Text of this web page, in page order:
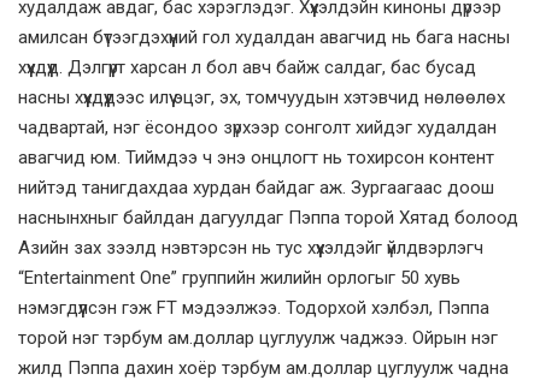
худалдаж авдаг, бас хэрэглэдэг. Хүүхэлдэйн киноны дүрээр
амилсан бүтээгдэхүүний гол худалдан авагчид нь бага насны
хүүхдүүд. Дэлгүүрт харсан л бол авч байж салдаг, бас бусад
насны хүүхдүүдээс илүү эцэг, эх, томчуудын хэтэвчид нөлөөлөх
чадвартай, нэг ёсондоо зүрхээр сонголт хийдэг худалдан
авагчид юм. Тиймдээ ч энэ онцлогт нь тохирсон контент
нийтэд танигдахдаа хурдан байдаг аж. Зургаагаас доош
наснынхныг байлдан дагуулдаг Пэппа торой Хятад болоод
Азийн зах зээлд нэвтэрсэн нь тус хүүхэлдэйг үйлдвэрлэгч
“Entertainment One” группийн жилийн орлогыг 50 хувь
нэмэгдүүлсэн гэж FT мэдээлжээ. Тодорхой хэлбэл, Пэппа
торой нэг тэрбум ам.доллар цуглуулж чаджээ. Ойрын нэг
жилд Пэппа дахин хоёр тэрбум ам.доллар цуглуулж чадна